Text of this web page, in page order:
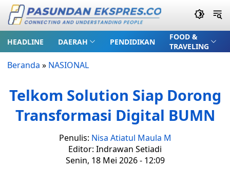
HEADLINE DAERAH PENDIDIKAN
FOOD &
TRAVELING
Beranda » NASIONAL
Telkom Solution Siap Dorong
Transformasi Digital BUMN
Penulis: Nisa Atiatul Maula M
Editor: Indrawan Setiadi
Senin, 18 Mei 2026 - 12:09